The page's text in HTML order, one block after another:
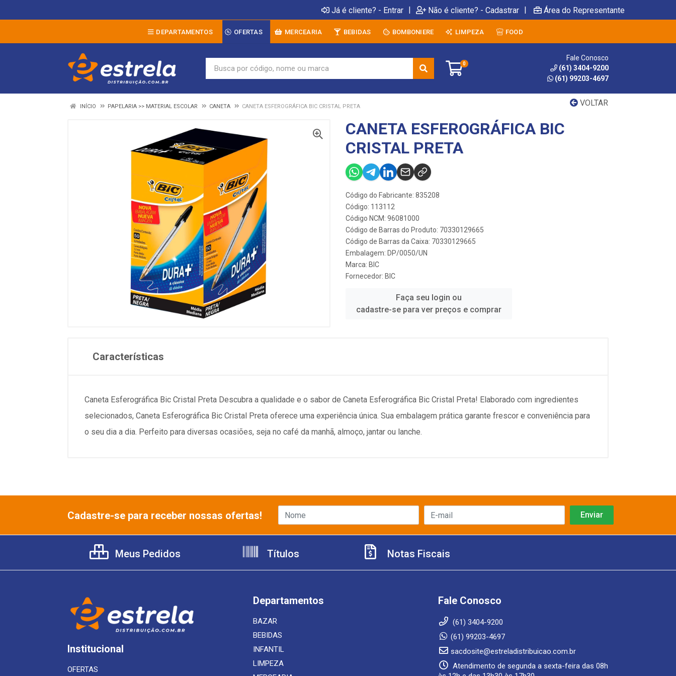
Já é cliente? - Entrar | Não é cliente? - Cadastrar | Área do Representante
DEPARTAMENTOS OFERTAS MERCEARIA BEBIDAS BOMBONIERE LIMPEZA FOOD
0
Fale Conosco
(61) 3404-9200
(61) 99203-4697
VOLTAR
INÍCIO PAPELARIA >> MATERIAL ESCOLAR CANETA CANETA ESFEROGRÁFICA BIC CRISTAL PRETA
CANETA ESFEROGRÁFICA BIC
CRISTAL PRETA
Código do Fabricante: 835208
Código: 113112
Código NCM: 96081000
Código de Barras do Produto: 70330129665
Código de Barras da Caixa: 70330129665
Embalagem: DP/0050/UN
Marca: BIC
Fornecedor: BIC
Faça seu login ou
cadastre-se para ver preços e comprar
Características
Caneta Esferográfica Bic Cristal Preta Descubra a qualidade e o sabor de Caneta Esferográfica Bic Cristal Preta! Elaborado com ingredientes
selecionados, Caneta Esferográfica Bic Cristal Preta oferece uma experiência única. Sua embalagem prática garante frescor e conveniência para
o seu dia a dia. Perfeito para diversas ocasiões, seja no café da manhã, almoço, jantar ou lanche.
Cadastre-se para receber nossas ofertas!
Meus Pedidos Títulos Notas Fiscais
Institucional
OFERTAS
Departamentos
BAZAR
BEBIDAS
INFANTIL
LIMPEZA
Fale Conosco
(61) 3404-9200
(61) 99203-4697
sacdosite@estreladistribuicao.com.br
Atendimento de segunda a sexta-feira das 08h